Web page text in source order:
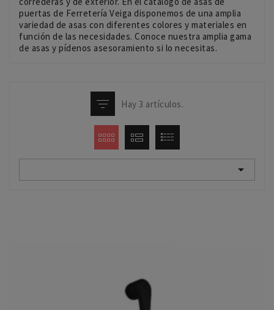
puertas de Ferretería Veiga disponemos de una amplia
variedad de asas con diferentes colores y materiales en
función de las necesidades. Conoce nuestra amplia gama
de asas y pídenos asesoramiento si lo necesitas.
Hay 3 artículos.
